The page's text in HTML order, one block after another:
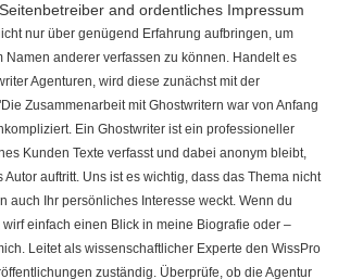
and ordentliches Impressum
nur über genügend Erfahrung aufbringen, um
Namen anderer verfassen zu können. Handelt es
Agenturen, wird diese zunächst mit der
Zusammenarbeit mit Ghostwritern war von Anfang
Ein Ghostwriter ist ein professioneller
Kunden Texte verfasst und dabei anonym bleibt,
auftritt. Uns ist es wichtig, dass das Thema nicht
auch Ihr persönliches Interesse weckt. Wenn du
einfach einen Blick in meine Biografie oder –
Leitet als wissenschaftlicher Experte den WissPro
zuständig. Überprüfe, ob die Agentur